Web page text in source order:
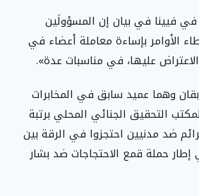
فيينا في بيان إن المسؤولَين
الأوامر بإساءة معاملة أعضاء في
عليها، في مناسبات عدة».
وهما عميد سابق في المخابرات
التحقيق الجنائي المحلي برتبة
ضد مدنيين احتجزوا في الرقة بين
2011 و2013 في إطار حملة قمع الاحتجاجات ضد بشار